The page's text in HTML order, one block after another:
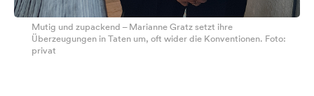
Mutig und zupackend – Marianne Gratz setzt ihre
Überzeugungen in Taten um, oft wider die Konventionen. Foto:
privat